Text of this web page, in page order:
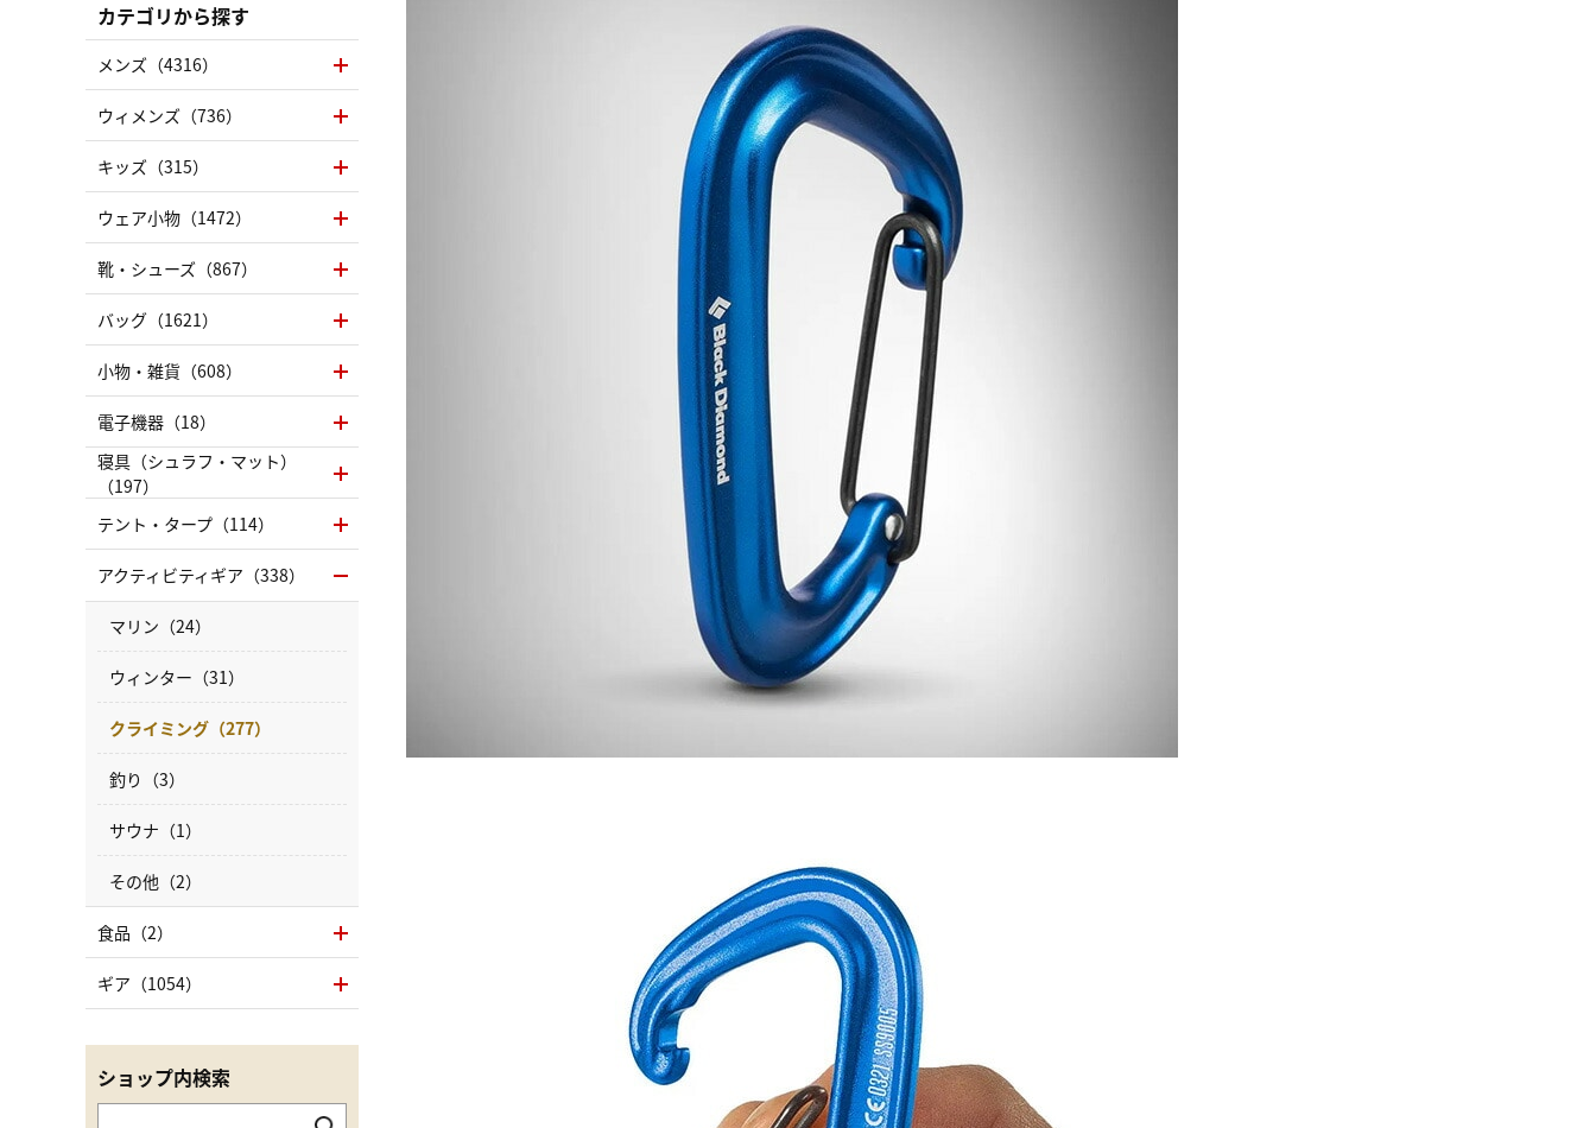
カテゴリから探す
メンズ（4316）
ウィメンズ（736）
キッズ（315）
ウェア小物（1472）
靴・シューズ（867）
バッグ（1621）
小物・雑貨（608）
電子機器（18）
寝具（シュラフ・マット）
（197）
テント・タープ（114）
アクティビティギア（338）
マリン（24）
ウィンター（31）
クライミング（277）
釣り（3）
サウナ（1）
その他（2）
食品（2）
ギア（1054）
ショップ内検索